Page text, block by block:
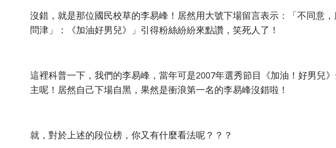
沒錯，就是那位國民校草的李易峰！居然用大號下場留言表示：「不同意
問津」：《加油好男兒》」引得粉絲紛紛來點讚，笑死人了！
這裡科普一下，我們的李易峰，當年可是2007年選秀節目《加油！好男兒
主呢！居然自己下場自黑，果然是衝浪第一名的李易峰沒錯啦！
就，對於上述的段位榜，你又有什麼看法呢？？？